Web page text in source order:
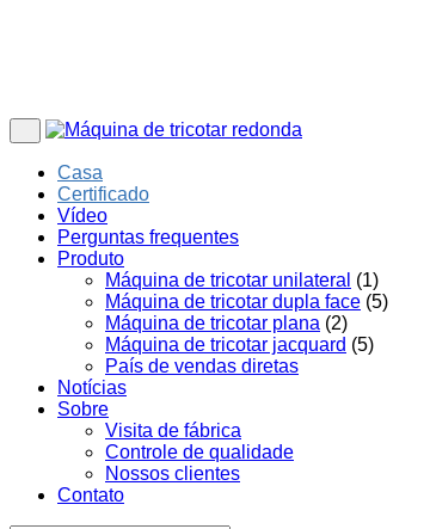
Casa
Certificado
Vídeo
Perguntas frequentes
Produto
Máquina de tricotar unilateral (1)
Máquina de tricotar dupla face (5)
Máquina de tricotar plana (2)
Máquina de tricotar jacquard (5)
País de vendas diretas
Notícias
Sobre
Visita de fábrica
Controle de qualidade
Nossos clientes
Contato